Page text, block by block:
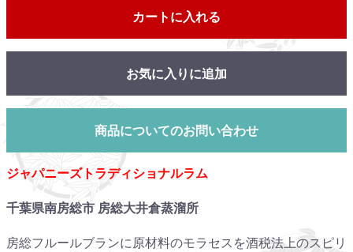
カートに入れる
お気に入りに追加
商品についてのお問い合わせ
ジャパニーズトラディショナルラム
千葉県南房総市 房総大井倉蒸溜所
房総フルールブランに原材料のモラセスを酒税法上のスピリ